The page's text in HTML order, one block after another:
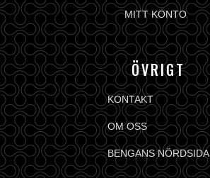
MITT KONTO
ÖVRIGT
KONTAKT
OM OSS
BENGANS NÖRDSIDA